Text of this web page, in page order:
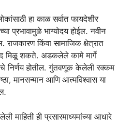
हा काळ सर्वात फायदेशीर
प्रभावामुळे भाग्योदय होईल. नवीन
राजकारण किंवा सामाजिक क्षेत्रात
मिळू शकते. अडकलेले कामे मार्गे
निर्णय होतील. गुंतवणूक केलेली रक्कम
मानसन्मान आणि आत्मविश्वास या
माहिती ही प्रसारमाध्यमांच्या आधारे